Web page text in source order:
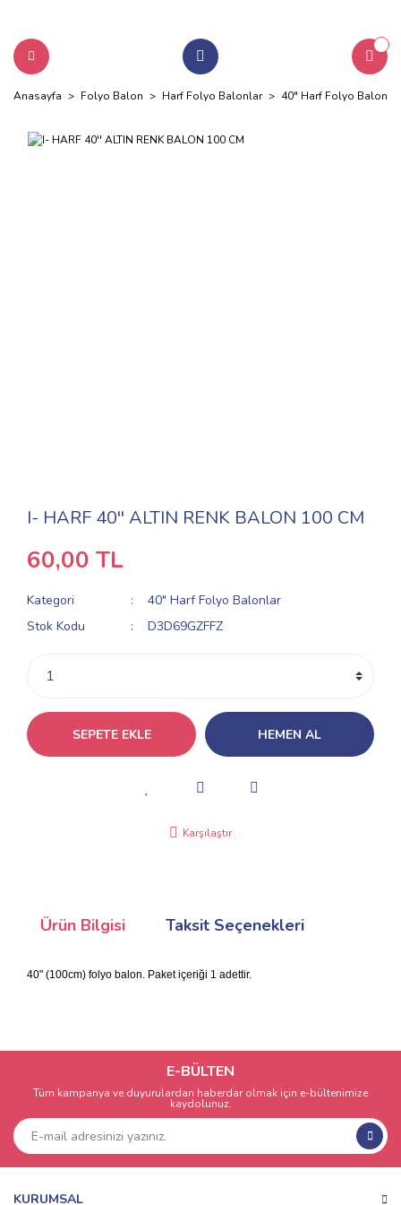
Anasayfa Folyo Balon Harf Folyo Balonlar 40" Harf Folyo Balonlar
I- HARF 40'' ALTIN RENK BALON 100 CM
60,00 TL
Kategori
40" Harf Folyo Balonlar
Stok Kodu
D3D69GZFFZ
SEPETE EKLE HEMEN AL
Karşılaştır
Ürün Bilgisi Taksit Seçenekleri
40" (100cm) folyo balon. Paket içeriği 1 adettir.
E-BÜLTEN
Tüm kampanya ve duyurulardan haberdar olmak için e-bültenimize
kaydolunuz.
KURUMSAL